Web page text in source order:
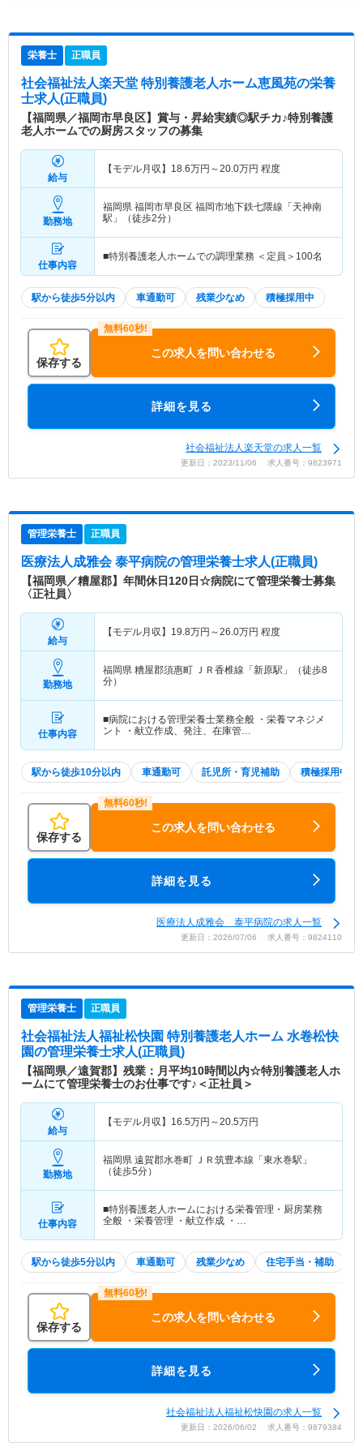
栄養士 正職員
社会福祉法人楽天堂 特別養護老人ホーム恵風苑の栄養
士求人(正職員)
【福岡県／福岡市早良区】賞与・昇給実績◎駅チカ♪特別養護
老人ホームでの厨房スタッフの募集
給与
【モデル月収】 18.6万円～20.0万円 程度
勤務地
福岡県 福岡市早良区 福岡市地下鉄七隈線「天神南
駅」（徒歩2分）
仕事内容
■特別養護老人ホームでの調理業務 ＜定員＞100名
駅から徒歩5分以内 車通勤可 残業少なめ 積極採用中
保存する
この求人を問い合わせる
詳細を見る
社会福祉法人楽天堂の求人一覧
更新日：2023/11/06 求人番号：9823971
管理栄養士 正職員
医療法人成雅会 泰平病院の管理栄養士求人(正職員)
【福岡県／糟屋郡】年間休日120日☆病院にて管理栄養士募集
〈正社員〉
給与
【モデル月収】 19.8万円～26.0万円 程度
勤務地
福岡県 糟屋郡須惠町
ＪＲ香椎線「新原駅」（徒歩8
分）
仕事内容
■病院における管理栄養士業務全般 ・栄養マネジメ
ント ・献立作成、発注、在庫管…
駅から徒歩10分以内 車通勤可 託児所・育児補助 積極採用中
保存する
この求人を問い合わせる
詳細を見る
医療法人成雅会 泰平病院の求人一覧
更新日：2026/07/06 求人番号：9824110
管理栄養士 正職員
社会福祉法人福祉松快園 特別養護老人ホーム 水卷松快
園の管理栄養士求人(正職員)
【福岡県／遠賀郡】残業：月平均10時間以内☆特別養護老人ホ
ームにて管理栄養士のお仕事です♪＜正社員＞
給与
【モデル月収】 16.5万円～20.5万円
勤務地
福岡県 遠賀郡水巻町
ＪＲ筑豊本線「東水巻駅」
（徒歩5分）
仕事内容
■特別養護老人ホームにおける栄養管理・厨房業務
全般 ・栄養管理 ・献立作成 ・…
駅から徒歩5分以内 車通勤可 残業少なめ 住宅手当・補助
保存する
この求人を問い合わせる
詳細を見る
社会福祉法人福祉松快園の求人一覧
更新日：2026/06/02 求人番号：9879384